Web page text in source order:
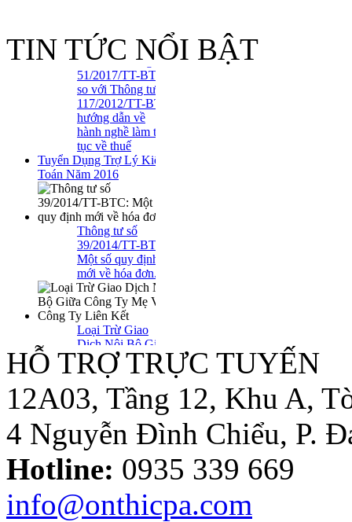
TIN TỨC NỔI BẬT
51/2017/TT-BTC
so với Thông tư
117/2012/TT-BTC
hướng dẫn về
hành nghề làm thủ
tục về thuế
Tuyển Dụng Trợ Lý Kiểm
Toán Năm 2016
Thông tư số
39/2014/TT-BTC:
Một số quy định
mới về hóa đơn..
Loại Trừ Giao
Dịch Nội Bộ Giữa
Công Ty Mẹ Và
Công Ty Liên Kết
Thông tư
10/2014/TT-
NHNN sửa đổi
Quyết định
479/2004/QĐ-
NHNN
HỖ TRỢ TRỰC TUYẾN
12A03, Tầng 12, Khu A,
4 Nguyễn Đình Chiểu, P.
Hotline: 0935 339 669
info@onthicpa.com